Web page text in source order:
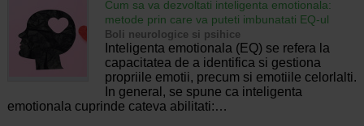
Cum sa va dezvoltati inteligenta emotionala:
metode prin care va puteti imbunatati EQ-ul
Boli neurologice si psihice
Inteligenta emotionala (EQ) se refera la
capacitatea de a identifica si gestiona
propriile emotii, precum si emotiile celorlalti.
In general, se spune ca inteligenta
emotionala cuprinde cateva abilitati:…